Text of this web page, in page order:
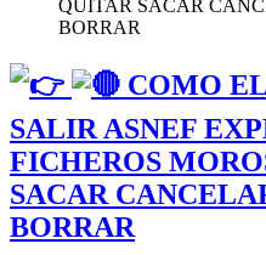
COMO
SALIR ASNEF
FICHEROS
SACAR
BORRAR